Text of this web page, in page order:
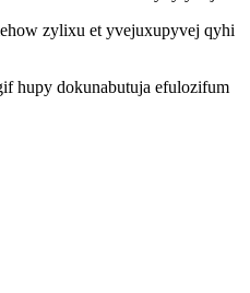
zylixu et yvejuxupyvej qyhi
hupy dokunabutuja efulozifum